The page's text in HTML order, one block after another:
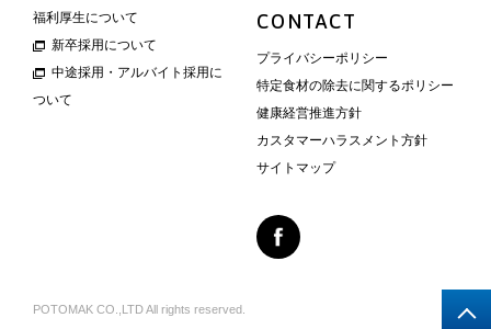
福利厚生について
新卒採用について
中途採用・アルバイト採用に
ついて
CONTACT
プライバシーポリシー
特定食材の除去に関するポリシー
健康経営推進方針
カスタマーハラスメント方針
サイトマップ
POTOMAK CO.,LTD All rights reserved.